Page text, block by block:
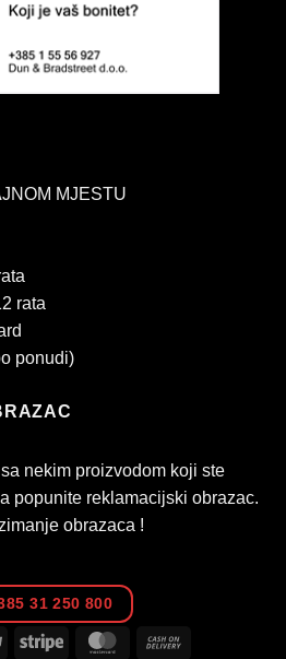
MJESTU
rata
ponudi)
nekim proizvodom koji ste
popunite reklamacijski obrazac.
obrazaca !
31 250 800
PayPal Stripe MasterCard